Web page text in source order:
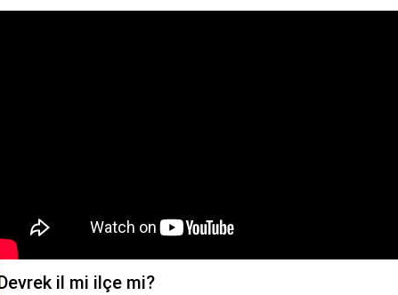
il mi ilçe mi?